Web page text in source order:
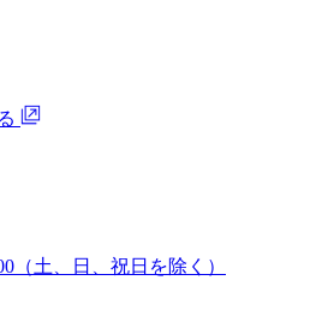
（土、日、祝日を除く）